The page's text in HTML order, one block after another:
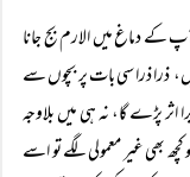
کے دماغ میں الارم بج جانا
ذرا ذرا سی بات پر بچوں سے
پڑے گا، نہ ہی میں بلاوجہ
غیر معمولی لگے تو اسے